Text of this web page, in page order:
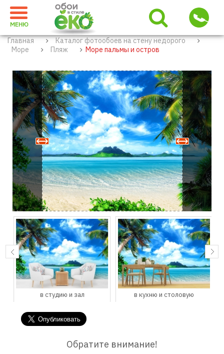
МЕНЮ
Главная
Каталог фотообоев на стену недорого
Море
Пляж Море пальмы и остров
в студию и зал в кухню и столовую
Обратите внимание!